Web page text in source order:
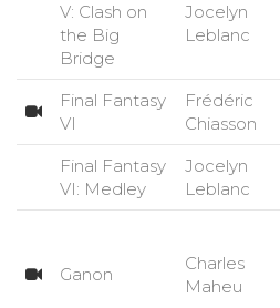
V: Clash on
the Big
Bridge
Jocelyn
Leblanc
Final Fantasy
VI
Frédéric
Chiasson
Final Fantasy
VI: Medley
Jocelyn
Leblanc
Ganon
Charles
Maheu